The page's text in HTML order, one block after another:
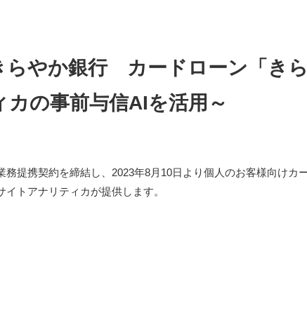
らやか銀行 カードローン「き
の事前与信AIを活用～
提携契約を締結し、2023年8月10日より個人のお客様向け
トアナリティカが提供します。